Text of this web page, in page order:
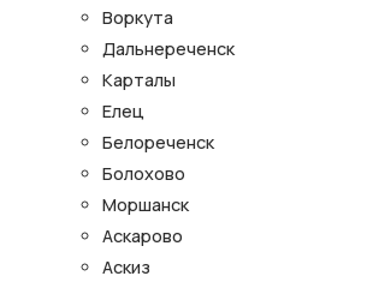
Воркута
Дальнереченск
Карталы
Елец
Белореченск
Болохово
Моршанск
Аскарово
Аскиз